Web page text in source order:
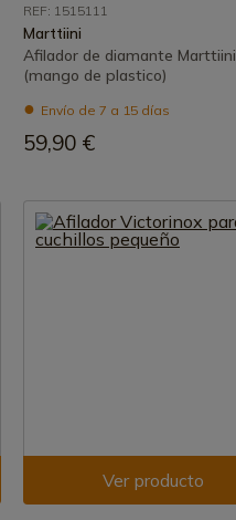
REF: 1515111
Marttiini
Afilador de diamante Marttiini
(mango de plastico)
Envío de 7 a 15 días
59,90 €
Ver producto